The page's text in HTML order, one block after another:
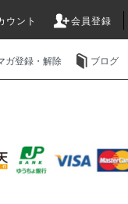
ウント 会員登録
ガ登録・解除 ブログ